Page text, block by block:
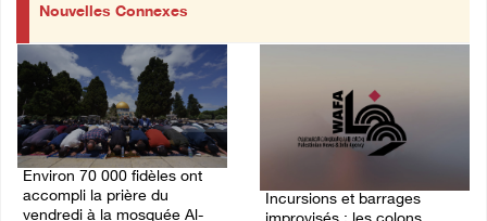
Nouvelles Connexes
Environ 70 000 fidèles ont
accompli la prière du
vendredi à la mosquée Al-
Incursions et barrages